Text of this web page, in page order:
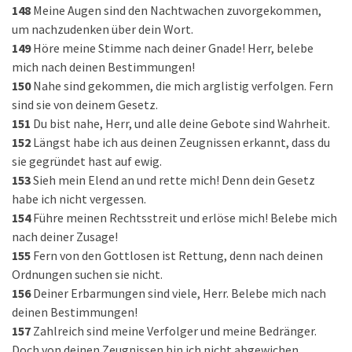
148 Meine Augen sind den Nachtwachen zuvorgekommen,
um nachzudenken über dein Wort.
149 Höre meine Stimme nach deiner Gnade! Herr, belebe
mich nach deinen Bestimmungen!
150 Nahe sind gekommen, die mich arglistig verfolgen. Fern
sind sie von deinem Gesetz.
151 Du bist nahe, Herr, und alle deine Gebote sind Wahrheit.
152 Längst habe ich aus deinen Zeugnissen erkannt, dass du
sie gegründet hast auf ewig.
153Sieh mein Elend an und rette mich! Denn dein Gesetz
habe ich nicht vergessen.
154 Führe meinen Rechtsstreit und erlöse mich! Belebe mich
nach deiner Zusage!
155 Fern von den Gottlosen ist Rettung, denn nach deinen
Ordnungen suchen sie nicht.
156 Deiner Erbarmungen sind viele, Herr. Belebe mich nach
deinen Bestimmungen!
157 Zahlreich sind meine Verfolger und meine Bedränger.